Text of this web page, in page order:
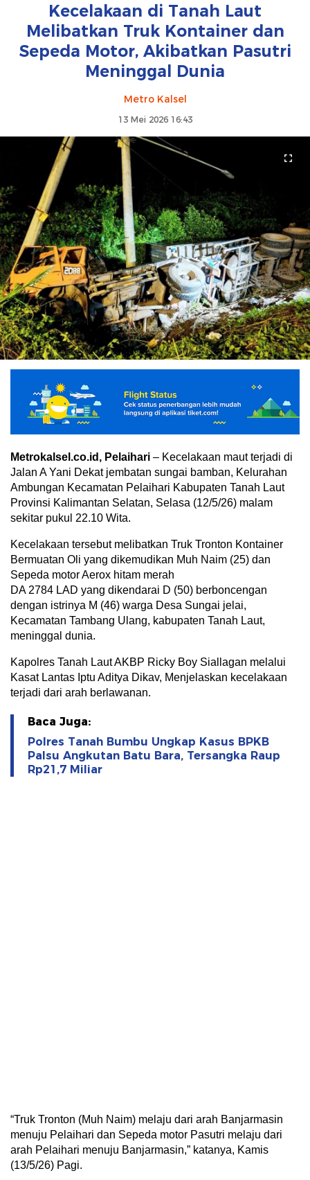
Kecelakaan di Tanah Laut
Melibatkan Truk Kontainer dan
Sepeda Motor, Akibatkan Pasutri
Meninggal Dunia
Metro Kalsel
13 Mei 2026 16:43
Metrokalsel.co.id, Pelaihari – Kecelakaan maut terjadi di
Jalan A Yani Dekat jembatan sungai bamban, Kelurahan
Ambungan Kecamatan Pelaihari Kabupaten Tanah Laut
Provinsi Kalimantan Selatan, Selasa (12/5/26) malam
sekitar pukul 22.10 Wita.
Kecelakaan tersebut melibatkan Truk Tronton Kontainer
Bermuatan Oli yang dikemudikan Muh Naim (25) dan
Sepeda motor Aerox hitam merah
DA 2784 LAD yang dikendarai D (50) berboncengan
dengan istrinya M (46) warga Desa Sungai jelai,
Kecamatan Tambang Ulang, kabupaten Tanah Laut,
meninggal dunia.
Kapolres Tanah Laut AKBP Ricky Boy Siallagan melalui
Kasat Lantas Iptu Aditya Dikav, Menjelaskan kecelakaan
terjadi dari arah berlawanan.
Baca Juga:
Polres Tanah Bumbu Ungkap Kasus BPKB
Palsu Angkutan Batu Bara, Tersangka Raup
Rp21,7 Miliar
“Truk Tronton (Muh Naim) melaju dari arah Banjarmasin
menuju Pelaihari dan Sepeda motor Pasutri melaju dari
arah Pelaihari menuju Banjarmasin,” katanya, Kamis
(13/5/26) Pagi.